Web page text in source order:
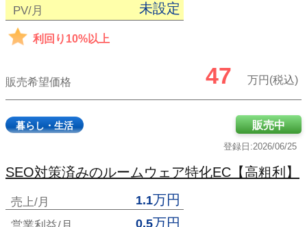
PV/月 未設定
利回り10%以上
販売希望価格 47 万円(税込)
暮らし・生活
登録日:2026/06/25
販売中
SEO対策済みのルームウェア特化EC【高粗利】
売上/月 1.1万円
0.5万円